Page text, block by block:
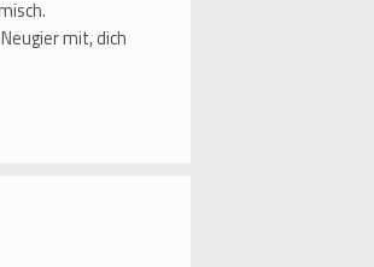
mit, dich